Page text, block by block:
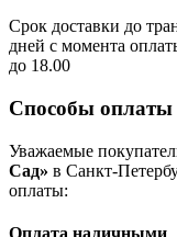
Срок доставки до
дней с момента
до 18.00
Способы оплаты
Уважаемые
Сад» в Санкт-
оплаты:
Оплата наличными